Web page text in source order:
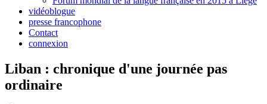
vidéoblogue
presse francophone
Contact
connexion
Liban : chronique d'une journée pas
ordinaire